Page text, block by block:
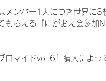
メンバー1人につき世界に
もらえる『にがおえ会参加
ロマイドvol.6』購入によっ